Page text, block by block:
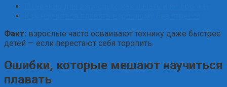
Факт: взрослые часто осваивают технику даже быстрее
детей — если перестают себя торопить.
Ошибки, которые мешают научиться
плавать